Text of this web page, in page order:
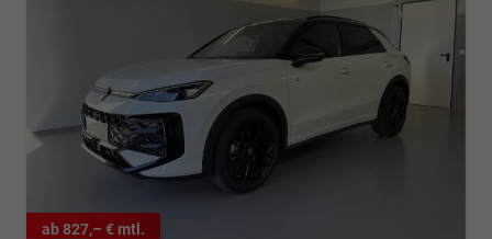
ab 827,– € mtl.